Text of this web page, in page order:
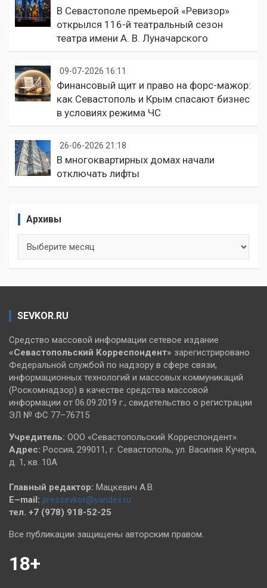
В Севастополе премьерой «Ревизор»
открылся 116-й театральный сезон
театра имени А. В. Луначарского
09-07-2026 16:11
Финансовый щит и право на форс-мажор:
как Севастополь и Крым спасают бизнес
в условиях режима ЧС
26-06-2026 21:18
В многоквартирных домах начали
отключать лифты
Архивы
SEVKOR.RU
Средство массовой информации сетевое издание
«Севастопольский Корреспондент» зарегистрировано
Федеральной службой по надзору в сфере связи,
информационных технологий и массовых коммуникаций
(Роскомнадзор) в качестве средства массовой
информации от 06.09.2019 г., свидетельство о регистрации
ЭЛ № ФС 77–76715
Учредитель: ООО «Севастопольский Корреспондент».
Адрес: Россия, 299011, г. Севастополь, ул. Василия Кучера,
д. 1, кв. 10А
Главный редактор: Мацкевич А.В.
E–mail: pressevkor@yandex.ru
тел. +7 (978) 918-52-25
Все публикации защищены авторским правом.
18+